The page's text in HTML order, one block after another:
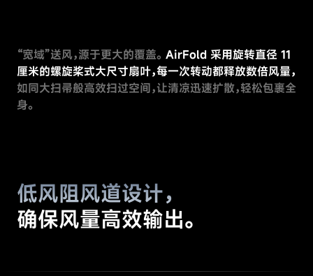
“宽域”送风，源于更大的覆盖。 AirFold 采用旋转直径 11
厘米的螺旋桨式大尺寸扇叶，每一次转动都释放数倍风量，
如同大扫帚般高效扫过空间，让清凉迅速扩散，轻松包裹全
身。
低风阻风道设计，
确保风量高效输出。